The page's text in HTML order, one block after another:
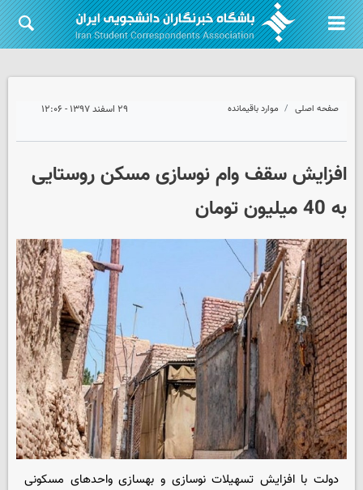
صفحه اصلی موارد باقیمانده ۲۹ اسفند ۱۳۹۷ - ۱۲:۰۶
افزایش سقف وام نوسازی مسکن روستایی
به 40 میلیون تومان
دولت با افزایش تسهیلات نوسازی و بهسازی واحدهای مسکونی